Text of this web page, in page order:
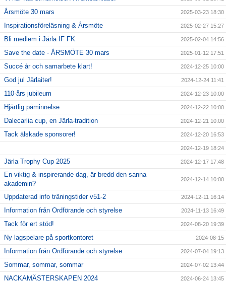
Årsmöte 30 mars 2025-03-23 18:30
Inspirationsföreläsning & Årsmöte 2025-02-27 15:27
Bli medlem i Järla IF FK 2025-02-04 14:56
Save the date - ÅRSMÖTE 30 mars 2025-01-12 17:51
Succé år och samarbete klart! 2024-12-25 10:00
God jul Järlaiter! 2024-12-24 11:41
110-års jubileum 2024-12-23 10:00
Hjärtlig påminnelse 2024-12-22 10:00
Dalecarlia cup, en Järla-tradition 2024-12-21 10:00
Tack älskade sponsorer! 2024-12-20 16:53
2024-12-19 18:24
Järla Trophy Cup 2025 2024-12-17 17:48
En viktig & inspirerande dag, är bredd den sanna
akademin?
2024-12-14 10:00
Uppdaterad info träningstider v51-2 2024-12-11 16:14
Information från Ordförande och styrelse 2024-11-13 16:49
Tack för ert stöd! 2024-08-20 19:39
Ny lagspelare på sportkontoret 2024-08-15
Information från Ordförande och styrelse 2024-07-04 19:13
Sommar, sommar, sommar 2024-07-02 13:44
NACKAMÄSTERSKAPEN 2024 2024-06-24 13:45